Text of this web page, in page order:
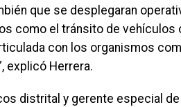
que se desplegaran
como el tránsito de vehículos
con los organismos
explicó Herrera.
distrital y gerente especial